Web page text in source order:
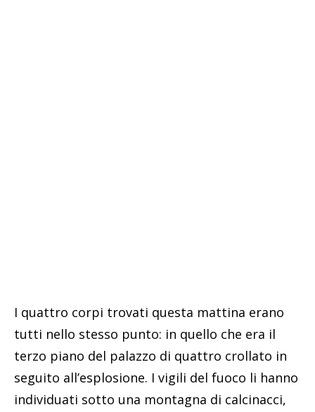
I quattro corpi trovati questa mattina erano
tutti nello stesso punto: in quello che era il
terzo piano del palazzo di quattro crollato in
seguito all’esplosione. I vigili del fuoco li hanno
individuati sotto una montagna di calcinacci,